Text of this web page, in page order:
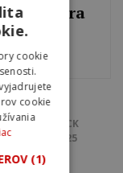
Schurtera
SHORT TRACK
2025
cookie
cookie
(1)